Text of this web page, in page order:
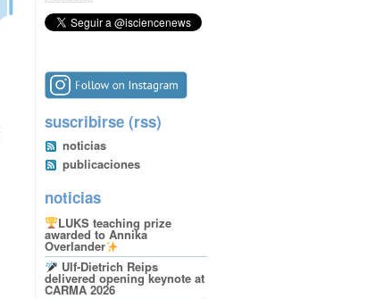
suscribirse (rss)
noticias
publicaciones
noticias
LUKS teaching prize
awarded to Annika
Overlander
Ulf-Dietrich Reips
delivered opening keynote at
CARMA 2026